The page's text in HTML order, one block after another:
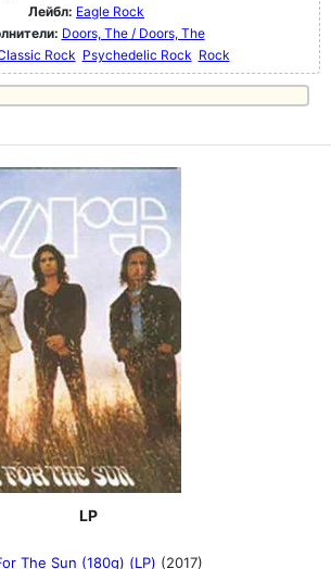
Лейбл: Eagle Rock
Doors, The / Doors, The
Rock Psychedelic Rock Rock
LP
The Sun (180g) (LP) (2017)